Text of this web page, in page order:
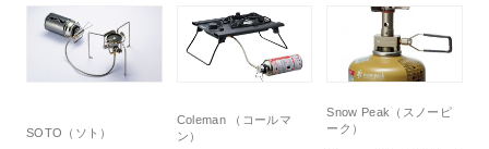
SOTO（ソト）
Coleman （コールマ
ン）
Snow Peak（スノーピ
ーク）